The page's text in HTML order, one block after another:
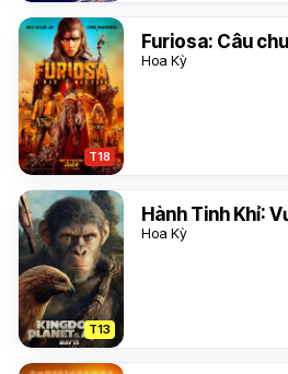
T18
Furiosa: Câu
Hoa Kỳ
T13
Hành Tinh Khỉ:
Hoa Kỳ